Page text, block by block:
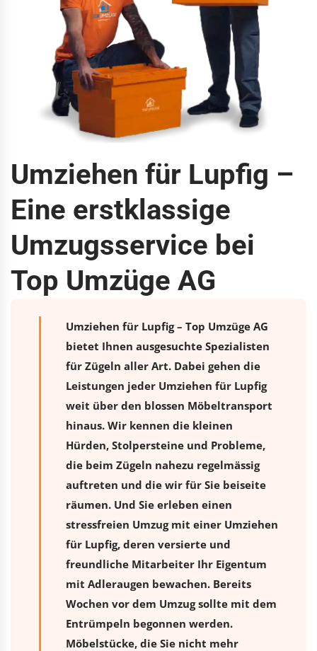
Umziehen für Lupfig –
Eine erstklassige
Umzugsservice bei
Top Umzüge AG
Umziehen für Lupfig – Top Umzüge AG
bietet Ihnen ausgesuchte Spezialisten
für Zügeln aller Art. Dabei gehen die
Leistungen jeder Umziehen für Lupfig
weit über den blossen Möbeltransport
hinaus. Wir kennen die kleinen
Hürden, Stolpersteine und Probleme,
die beim Zügeln nahezu regelmässig
auftreten und die wir für Sie beiseite
räumen. Und Sie erleben einen
stressfreien Umzugmit einer Umziehen
für Lupfig, deren versierte und
freundliche Mitarbeiter Ihr Eigentum
mit Adleraugen bewachen. Bereits
Wochen vor dem Umzug sollte mit dem
Entrümpeln begonnen werden.
Möbelstücke, die Sie nicht mehr